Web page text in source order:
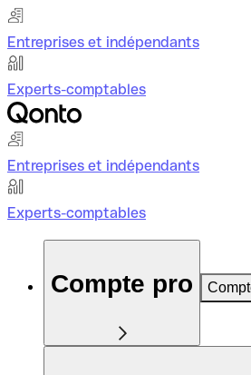
Entreprises et indépendants
Experts-comptables
Entreprises et indépendants
Experts-comptables
Compte pro